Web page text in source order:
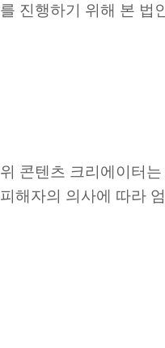
를 진행하기 위해 본 법
위 콘텐츠 크리에이터
피해자의 의사에 따라